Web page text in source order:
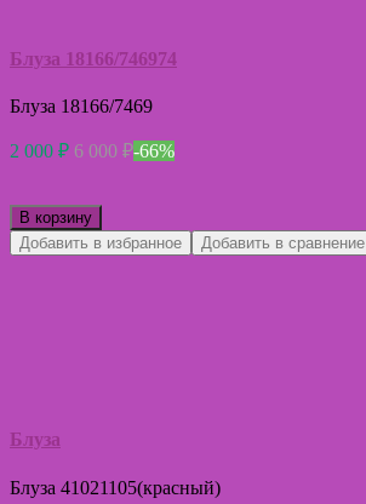
Блуза 18166/746974
Блуза 18166/7469
2 000 ₽ 6 000 ₽-66%
В корзину
Добавить в избранное
Добавить в сравнение
Блуза
Блуза 41021105(красный)